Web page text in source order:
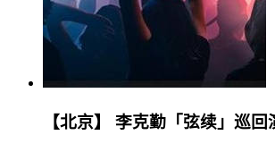
【北京】 李克勤「弦续」巡回